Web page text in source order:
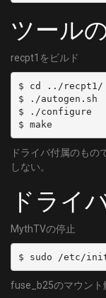
ツール
recpt1をビルド
$ cd ../recpt1/
$ ./autogen.sh
$ ./configure
$ make
ドライバ付属のもの
しない。
ドライ
MythTVの停止
$ sudo /etc/
fuse_b25のマウント